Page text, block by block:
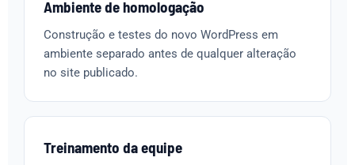
Ambiente de homologação
Construção e testes do novo WordPress em
ambiente separado antes de qualquer alteração
no site publicado.
Treinamento da equipe